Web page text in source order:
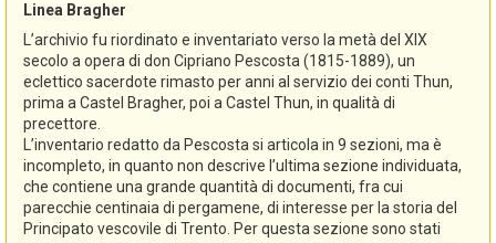
Linea Bragher
L’archivio fu riordinato e inventariato verso la metà del XIX
secolo a opera di don Cipriano Pescosta (1815-1889), un
eclettico sacerdote rimasto per anni al servizio dei conti Thun,
prima a Castel Bragher, poi a Castel Thun, in qualità di
precettore.
L’inventario redatto da Pescosta si articola in 9 sezioni, ma è
incompleto, in quanto non descrive l’ultima sezione individuata,
che contiene una grande quantità di documenti, fra cui
parecchie centinaia di pergamene, di interesse per la storia del
Principato vescovile di Trento. Per questa sezione sono stati